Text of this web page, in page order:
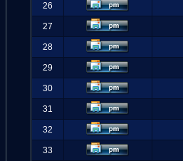
26
27
28
29
30
31
32
33